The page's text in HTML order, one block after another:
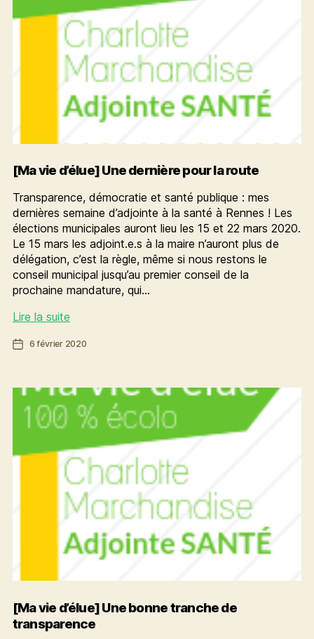
[Ma vie d’élue] Une dernière pour la route
Transparence, démocratie et santé publique : mes
dernières semaine d’adjointe à la santé à Rennes ! Les
élections municipales auront lieu les 15 et 22 mars 2020.
Le 15 mars les adjoint.e.s à la maire n’auront plus de
délégation, c’est la règle, même si nous restons le
conseil municipal jusqu’au premier conseil de la
prochaine mandature, qui…
Lire la suite[Ma
d’élue]
pour
la
route
Date6 février 2020
[Ma vie d’élue] Une bonne tranche de
transparence